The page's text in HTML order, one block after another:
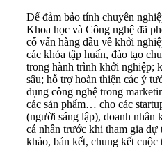
Để đảm bảo tính chuyên
Khoa học và Công nghệ đã
cố vấn hàng đầu về khởi
các khóa tập huấn, đào tạo
trong hành trình khởi nghiệp;
sâu; hỗ trợ hoàn thiện các ý
dụng công nghệ trong
các sản phẩm… cho các
(người sáng lập), doanh nhân
cá nhân trước khi tham gia
khảo, bán kết, chung kết cuộc